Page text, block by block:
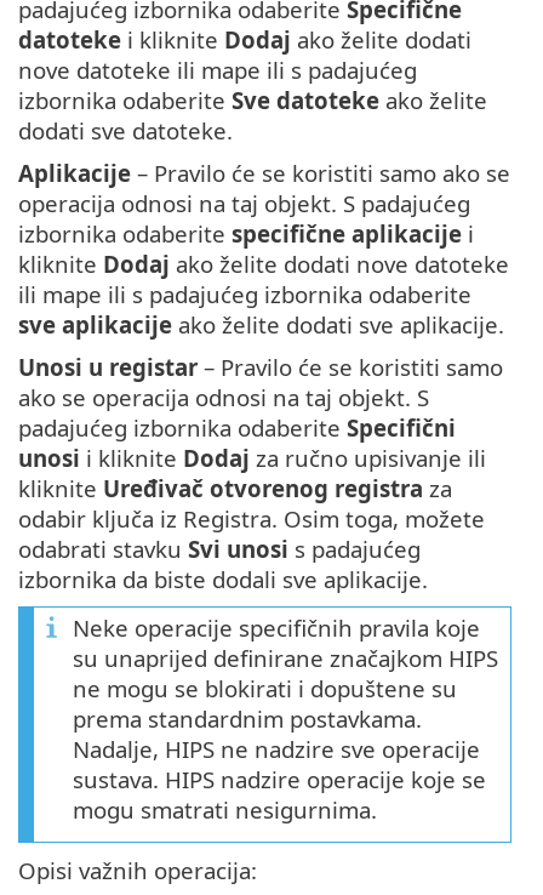
padajućeg izbornika odaberite Specifične
datoteke i kliknite Dodaj ako želite dodati
nove datoteke ili mape ili s padajućeg
izbornika odaberite Sve datoteke ako želite
dodati sve datoteke.
Aplikacije – Pravilo će se koristiti samo ako se
operacija odnosi na taj objekt. S padajućeg
izbornika odaberite specifične aplikacije i
kliknite Dodaj ako želite dodati nove datoteke
ili mape ili s padajućeg izbornika odaberite
sve aplikacije ako želite dodati sve aplikacije.
Unosi u registar – Pravilo će se koristiti samo
ako se operacija odnosi na taj objekt. S
padajućeg izbornika odaberite Specifični
unosi i kliknite Dodaj za ručno upisivanje ili
kliknite Uređivač otvorenog registra za
odabir ključa iz Registra. Osim toga, možete
odabrati stavku Svi unosi s padajućeg
izbornika da biste dodali sve aplikacije.
Neke operacije specifičnih pravila koje
su unaprijed definirane značajkom HIPS
ne mogu se blokirati i dopuštene su
prema standardnim postavkama.
Nadalje, HIPS ne nadzire sve operacije
sustava. HIPS nadzire operacije koje se
mogu smatrati nesigurnima.
Opisi važnih operacija: